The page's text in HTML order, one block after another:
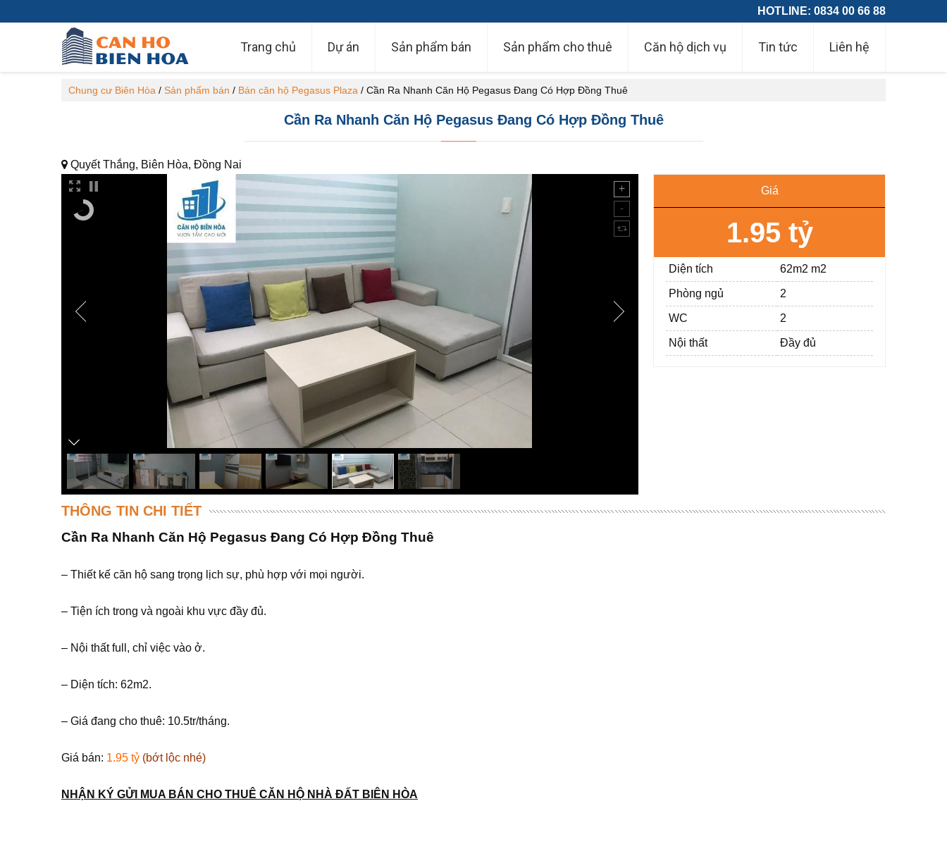
HOTLINE: 0834 00 66 88
Trang chủ Dự án Sản phẩm bán Sản phẩm cho thuê Căn hộ dịch vụ Tin tức Liên hệ
Chung cư Biên Hòa / Sản phẩm bán / Bán căn hộ Pegasus Plaza / Cần Ra Nhanh Căn Hộ Pegasus Đang Có Hợp Đồng Thuê
Cần Ra Nhanh Căn Hộ Pegasus Đang Có Hợp Đồng Thuê
Quyết Thắng, Biên Hòa, Đồng Nai
Giá
1.95 tỷ
Diện tích 62m2 m2
Phòng ngủ 2
WC 2
Nội thất Đầy đủ
THÔNG TIN CHI TIẾT
Cần Ra Nhanh Căn Hộ Pegasus Đang Có Hợp Đồng Thuê
– Thiết kế căn hộ sang trọng lịch sự, phù hợp với mọi người.
– Tiện ích trong và ngoài khu vực đầy đủ.
– Nội thất full, chỉ việc vào ở.
– Diện tích: 62m2.
– Giá đang cho thuê: 10.5tr/tháng.
Giá bán: 1.95 tỷ (bớt lộc nhé)
NHẬN KÝ GỬI MUA BÁN CHO THUÊ CĂN HỘ NHÀ ĐẤT BIÊN HÒA